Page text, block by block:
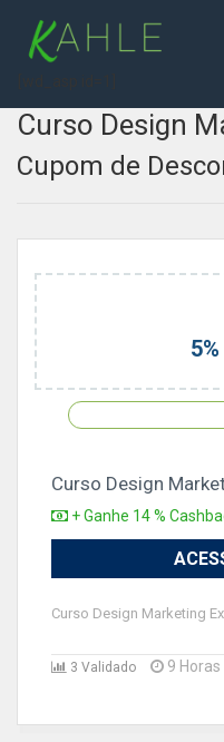
Curso Design
Cupom de
Curso Design
+ Ganhe 14 %
Curso Design Marketing
3 Validado 9